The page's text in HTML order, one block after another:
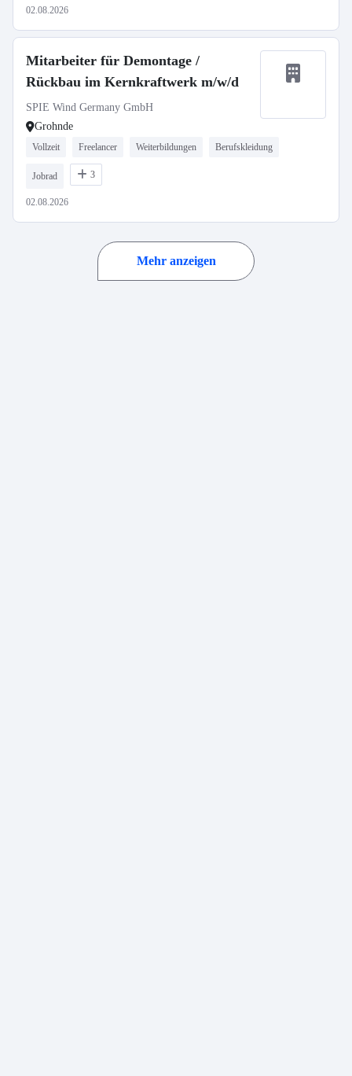
02.08.2026
Mitarbeiter für Demontage /
Rückbau im Kernkraftwerk m/w/d
SPIE Wind Germany GmbH
Grohnde
Vollzeit Freelancer Weiterbildungen Berufskleidung
Jobrad 3
02.08.2026
Mehr anzeigen